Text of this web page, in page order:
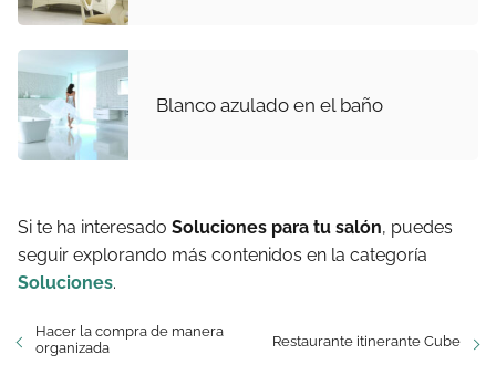
Blanco azulado en el baño
Si te ha interesado Soluciones para tu salón, puedes
seguir explorando más contenidos en la categoría
Soluciones.
Hacer la compra de manera
organizada
Restaurante itinerante Cube